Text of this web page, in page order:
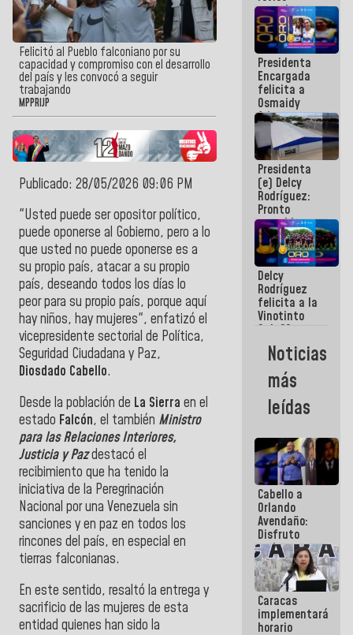
Felicitó al Pueblo falconiano por su
capacidad y compromiso con el desarrollo
del país y les convocó a seguir
trabajando
MPPRIJP
Publicado: 28/05/2026 09:06 PM
"Usted puede ser opositor político,
puede oponerse al Gobierno, pero a lo
que usted no puede oponerse es a
su propio país, atacar a su propio
país, deseando todos los días lo
peor para su propio país, porque aquí
hay niños, hay mujeres", enfatizó el
vicepresidente sectorial de Política,
Seguridad Ciudadana y Paz,
Diosdado Cabello.
Desde la población de La Sierra en el
estado Falcón, el también Ministro
para las Relaciones Interiores,
Justicia y Pazdestacó el
recibimiento que ha tenido la
iniciativa de la Peregrinación
Nacional por una Venezuela sin
sanciones y en paz en todos los
rincones del país, en especial en
tierras falconianas.
En este sentido, resaltó la entrega y
sacrificio de las mujeres de esta
entidad quienes han sido la
agenda
económica y
ejecución de
fondos de
emergencia
post-sismos
Presidenta
Encargada
felicita a
Osmaidy
Arias y
Giraly
Marcano por
hacer
historia en
los
Centroamericanos
Presidenta
(e) Delcy
Rodríguez:
Pronto
restableceremos
las
operaciones
en el
Aeropuerto
Internacional
de
Maiquetía
Delcy
Rodríguez
felicita a la
Vinotinto
Sub 20
campeona
frente
México Sub
23 en los
Centroamericanos
Noticias
más
leídas
Cabello a
Orlando
Avendaño:
Disfruto
cada vez
que escribes
porque lo
que haces
es
embarrarla
Caracas
implementará
horario